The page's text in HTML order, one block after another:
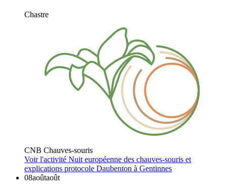
Chastre
CNB Chauves-souris
Voir l'activité Nuit européenne des chauves-souris et
explications protocole Daubenton à Gentinnes
08aoûtaoût